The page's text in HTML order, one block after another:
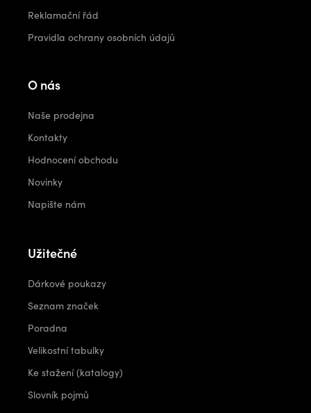
Reklamační řád
Pravidla ochrany osobních údajů
O nás
Naše prodejna
Kontakty
Hodnocení obchodu
Novinky
Napište nám
Užitečné
Dárkové poukazy
Seznam značek
Poradna
Velikostní tabulky
Ke stažení (katalogy)
Slovník pojmů